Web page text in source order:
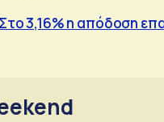
3,16% η απόδοση